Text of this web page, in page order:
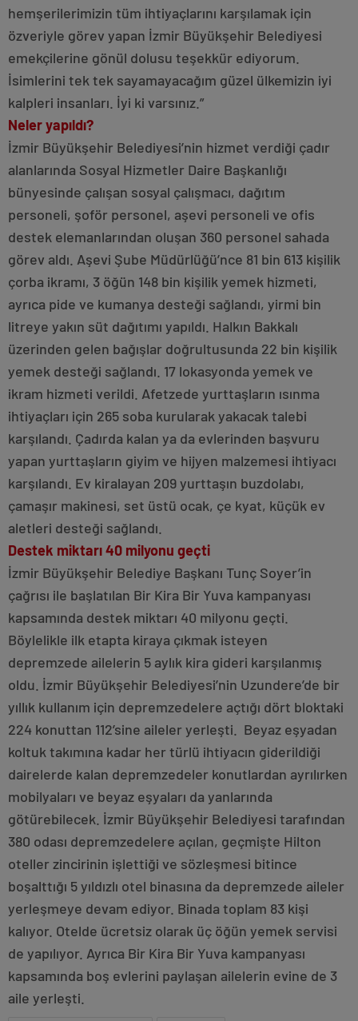
hemşerilerimizin tüm ihtiyaçlarını karşılamak için
özveriyle görev yapan İzmir Büyükşehir Belediyesi
emekçilerine gönül dolusu teşekkür ediyorum.
İsimlerini tek tek sayamayacağım güzel ülkemizin iyi
kalpleri insanları. İyi ki varsınız.”
Neler yapıldı?
İzmir Büyükşehir Belediyesi’nin hizmet verdiği çadır
alanlarında Sosyal Hizmetler Daire Başkanlığı
bünyesinde çalışan sosyal çalışmacı, dağıtım
personeli, şoför personel, aşevi personeli ve ofis
destek elemanlarından oluşan 360 personel sahada
görev aldı. Aşevi Şube Müdürlüğü’nce 81 bin 613 kişilik
çorba ikramı, 3 öğün 148 bin kişilik yemek hizmeti,
ayrıca pide ve kumanya desteği sağlandı, yirmi bin
litreye yakın süt dağıtımı yapıldı. Halkın Bakkalı
üzerinden gelen bağışlar doğrultusunda 22 bin kişilik
yemek desteği sağlandı. 17 lokasyonda yemek ve
ikram hizmeti verildi. Afetzede yurttaşların ısınma
ihtiyaçları için 265 soba kurularak yakacak talebi
karşılandı. Çadırda kalan ya da evlerinden başvuru
yapan yurttaşların giyim ve hijyen malzemesi ihtiyacı
karşılandı. Ev kiralayan 209 yurttaşın buzdolabı,
çamaşır makinesi, set üstü ocak, çe kyat, küçük ev
aletleri desteği sağlandı.
Destek miktarı 40 milyonu geçti
İzmir Büyükşehir Belediye Başkanı Tunç Soyer’in
çağrısı ile başlatılan Bir Kira Bir Yuva kampanyası
kapsamında destek miktarı 40 milyonu geçti.
Böylelikle ilk etapta kiraya çıkmak isteyen
depremzede ailelerin 5 aylık kira gideri karşılanmış
oldu. İzmir Büyükşehir Belediyesi’nin Uzundere’de bir
yıllık kullanım için depremzedelere açtığı dört bloktaki
224 konuttan 112’sine aileler yerleşti. Beyaz eşyadan
koltuk takımına kadar her türlü ihtiyacın giderildiği
dairelerde kalan depremzedeler konutlardan ayrılırken
mobilyaları ve beyaz eşyaları da yanlarında
götürebilecek. İzmir Büyükşehir Belediyesi tarafından
380 odası depremzedelere açılan, geçmişte Hilton
oteller zincirinin işlettiği ve sözleşmesi bitince
boşalttığı 5 yıldızlı otel binasına da depremzede aileler
yerleşmeye devam ediyor. Binada toplam 83 kişi
kalıyor. Otelde ücretsiz olarak üç öğün yemek servisi
de yapılıyor. Ayrıca Bir Kira Bir Yuva kampanyası
kapsamında boş evlerini paylaşan ailelerin evine de 3
aile yerleşti.